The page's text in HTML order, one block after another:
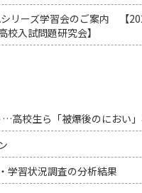
リーズ学習会のご案内 【
入試問題研究会】
高校生ら「被爆後のにおい
学習状況調査の分析結果